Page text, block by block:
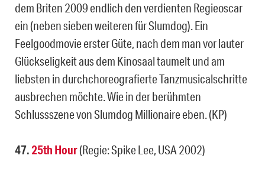
dem Briten 2009 endlich den verdienten Regieoscar
ein (neben sieben weiteren für Slumdog). Ein
Feelgoodmovie erster Güte, nach dem man vor lauter
Glückseligkeit aus dem Kinosaal taumelt und am
liebsten in durchchoreografierte Tanzmusicalschritte
ausbrechen möchte. Wie in der berühmten
Schlussszene von Slumdog Millionaire eben. (KP)
47.25th Hour(Regie: Spike Lee, USA 2002)